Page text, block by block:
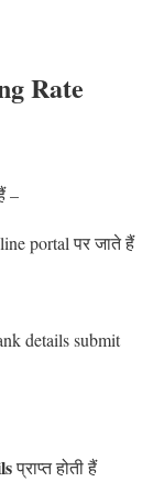
Rate
–
portal पर जाते हैं
details submit
प्राप्त होती हैं